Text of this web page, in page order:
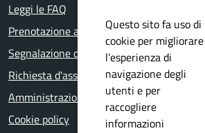
Leggi le FAQ
Prenotazione appuntamento
Segnalazione disservizio
Richiesta d'assistenza
Amministrazione trasparente
Cookie policy
Questo sito fa uso di
cookie per migliorare
l’esperienza di
navigazione degli
utenti e per
raccogliere
informazioni